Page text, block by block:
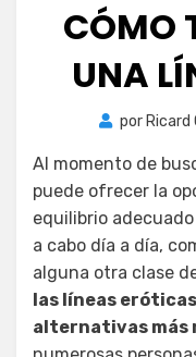
CÓMO
UNA
por Ricard
Al momento de
puede ofrecer la
equilibrio
a cabo día a día,
alguna otra clase
las líneas
alternativas más